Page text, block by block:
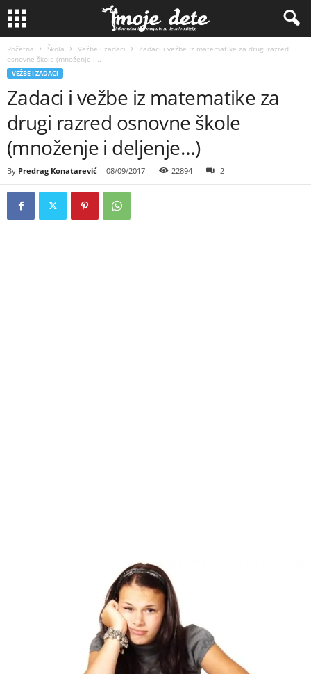
Početna Škola Vežbe i zadaci
Zadaci i vežbe iz matematike za drugi razred
osnovne škole (množenje i...
VEŽBE I ZADACI
Zadaci i vežbe iz matematike za
drugi razred osnovne škole
(množenje i deljenje…)
By Predrag Konatarević - 08/09/2017 22894 2